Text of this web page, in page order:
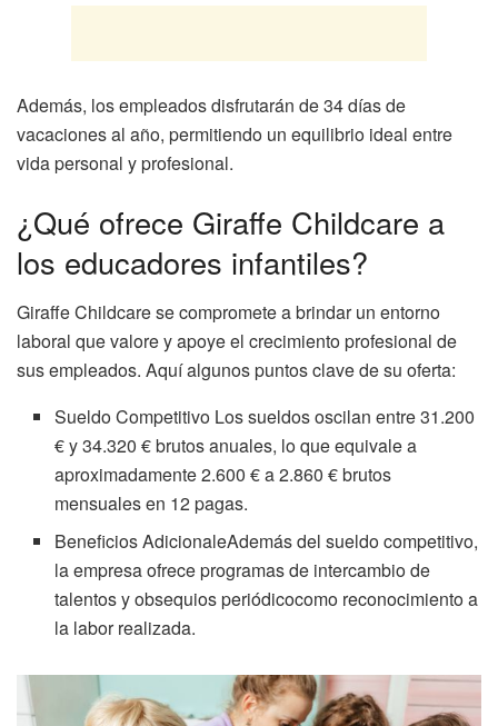
Además, los empleados disfrutarán de 34 días de
vacaciones al año, permitiendo un equilibrio ideal entre
vida personal y profesional.
¿Qué ofrece Giraffe Childcare a
los educadores infantiles?
Giraffe Childcare se compromete a brindar un entorno
laboral que valore y apoye el crecimiento profesional de
sus empleados. Aquí algunos puntos clave de su oferta:
Sueldo Competitivo Los sueldos oscilan entre 31.200
€ y 34.320 € brutos anuales, lo que equivale a
aproximadamente 2.600 € a 2.860 € brutos
mensuales en 12 pagas.
Beneficios AdicionaleAdemás del sueldo competitivo,
la empresa ofrece programas de intercambio de
talentos y obsequios periódicocomo reconocimiento a
la labor realizada.